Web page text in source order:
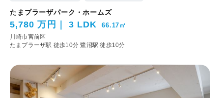
たまプラーザパーク・ホームズ
5,780 万円 3 LDK 66.17㎡
川崎市宮前区
たまプラーザ駅 徒歩10分鷺沼駅 徒歩10分